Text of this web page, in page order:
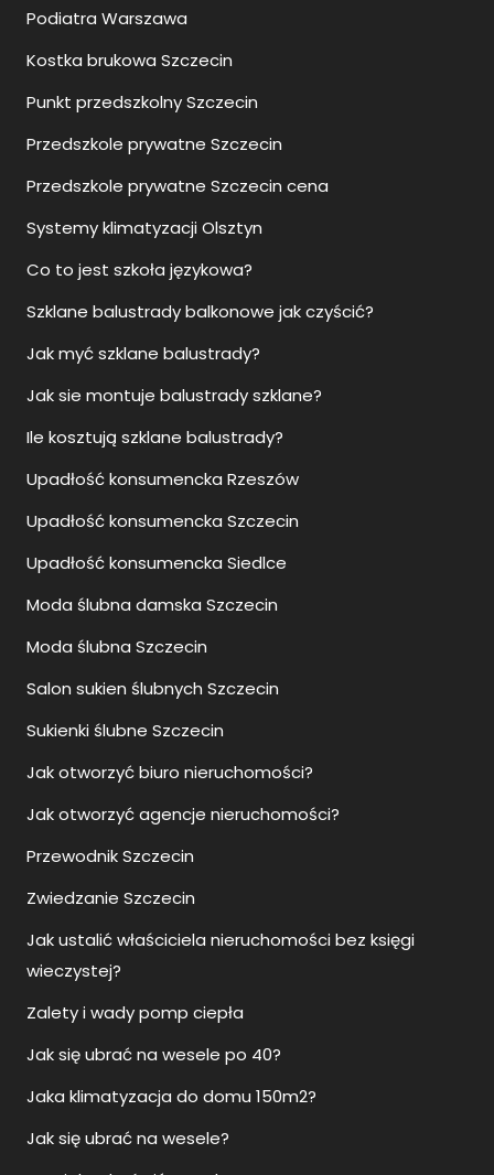
Podiatra Warszawa
Kostka brukowa Szczecin
Punkt przedszkolny Szczecin
Przedszkole prywatne Szczecin
Przedszkole prywatne Szczecin cena
Systemy klimatyzacji Olsztyn
Co to jest szkoła językowa?
Szklane balustrady balkonowe jak czyścić?
Jak myć szklane balustrady?
Jak sie montuje balustrady szklane?
Ile kosztują szklane balustrady?
Upadłość konsumencka Rzeszów
Upadłość konsumencka Szczecin
Upadłość konsumencka Siedlce
Moda ślubna damska Szczecin
Moda ślubna Szczecin
Salon sukien ślubnych Szczecin
Sukienki ślubne Szczecin
Jak otworzyć biuro nieruchomości?
Jak otworzyć agencje nieruchomości?
Przewodnik Szczecin
Zwiedzanie Szczecin
Jak ustalić właściciela nieruchomości bez księgi
wieczystej?
Zalety i wady pomp ciepła
Jak się ubrać na wesele po 40?
Jaka klimatyzacja do domu 150m2?
Jak się ubrać na wesele?